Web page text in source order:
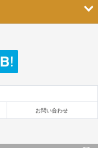
お問い合わせ